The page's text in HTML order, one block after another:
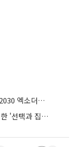
"지방행 땐 퇴사"⋯2차 공공기관 이전 '2030 엑소더스' 뇌관
범용 버리고 고부가로⋯K-석화, 생존 위한 '선택과 집중'